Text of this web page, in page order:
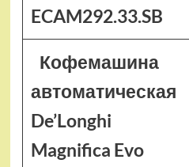
ECAM292.33.SB
Кофемашина
автоматическая
De’Longhi
Magnifica Evo